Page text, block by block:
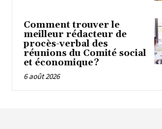
Comment trouver le
meilleur rédacteur de
procès-verbal des
réunions du Comité social
et économique ?
6 août 2026